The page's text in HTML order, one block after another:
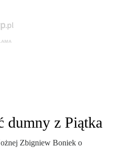
dumny z Piątka
Zbigniew Boniek o